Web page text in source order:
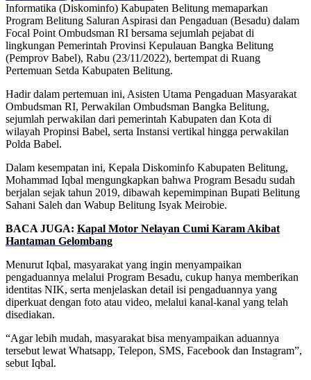
Informatika (Diskominfo) Kabupaten Belitung memaparkan
Program Belitung Saluran Aspirasi dan Pengaduan (Besadu) dalam
Focal Point Ombudsman RI bersama sejumlah pejabat di
lingkungan Pemerintah Provinsi Kepulauan Bangka Belitung
(Pemprov Babel), Rabu (23/11/2022), bertempat di Ruang
Pertemuan Setda Kabupaten Belitung.
Hadir dalam pertemuan ini, Asisten Utama Pengaduan Masyarakat
Ombudsman RI, Perwakilan Ombudsman Bangka Belitung,
sejumlah perwakilan dari pemerintah Kabupaten dan Kota di
wilayah Propinsi Babel, serta Instansi vertikal hingga perwakilan
Polda Babel.
Dalam kesempatan ini, Kepala Diskominfo Kabupaten Belitung,
Mohammad Iqbal mengungkapkan bahwa Program Besadu sudah
berjalan sejak tahun 2019, dibawah kepemimpinan Bupati Belitung
Sahani Saleh dan Wabup Belitung Isyak Meirobie.
BACA JUGA: Kapal Motor Nelayan Cumi Karam Akibat
Hantaman Gelombang
Menurut Iqbal, masyarakat yang ingin menyampaikan
pengaduannya melalui Program Besadu, cukup hanya memberikan
identitas NIK, serta menjelaskan detail isi pengaduannya yang
diperkuat dengan foto atau video, melalui kanal-kanal yang telah
disediakan.
“Agar lebih mudah, masyarakat bisa menyampaikan aduannya
tersebut lewat Whatsapp, Telepon, SMS, Facebook dan Instagram”,
sebut Iqbal.